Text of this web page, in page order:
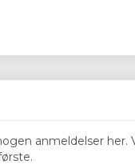
anmeldelser her.